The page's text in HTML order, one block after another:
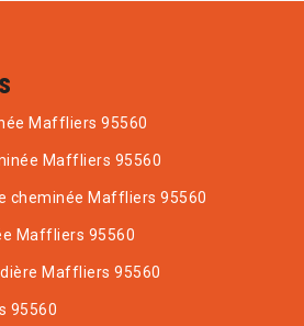
Maffliers 95560
Maffliers 95560
cheminée Maffliers 95560
Maffliers 95560
Maffliers 95560
95560